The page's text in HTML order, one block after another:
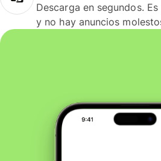
Descarga en segundos.
y no hay anuncios